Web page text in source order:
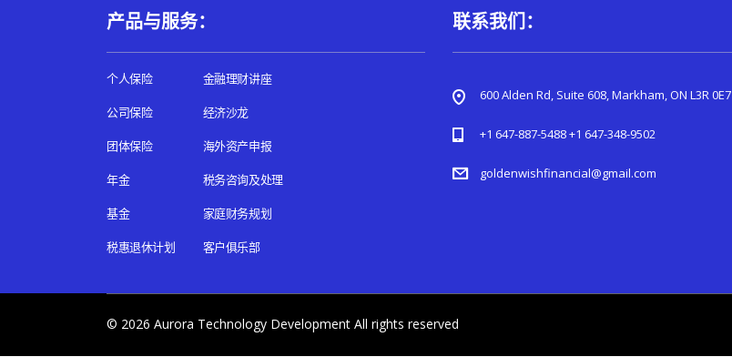
产品与服务：
个人保险
公司保险
团体保险
年金
基金
税惠退休计划
金融理财讲座
经济沙龙
海外资产申报
税务咨询及处理
家庭财务规划
客户俱乐部
联系我们：
600 Alden Rd, Suite 608, Markham, ON L3R 0E7
+1 647-887-5488 +1 647-348-9502
goldenwishfinancial@gmail.com
© 2026 Aurora Technology Development All rights reserved